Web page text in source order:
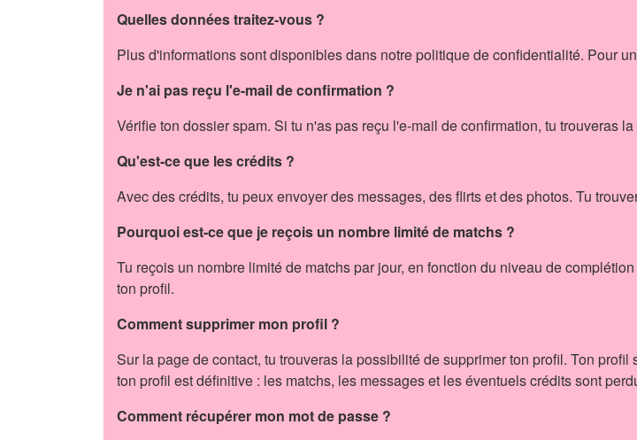
Quelles données traitez-vous ?
Plus d'informations sont disponibles dans notre politique de confidentialité. Pour
Je n'ai pas reçu l'e-mail de confirmation ?
Vérifie ton dossier spam. Si tu n'as pas reçu l'e-mail de confirmation, tu trouveras
Qu'est-ce que les crédits ?
Avec des crédits, tu peux envoyer des messages, des flirts et des photos. Tu
Pourquoi est-ce que je reçois un nombre limité de matchs ?
Tu reçois un nombre limité de matchs par jour, en fonction du niveau de
ton profil.
Comment supprimer mon profil ?
Sur la page de contact, tu trouveras la possibilité de supprimer ton profil. Ton
ton profil est définitive : les matchs, les messages et les éventuels crédits sont
Comment récupérer mon mot de passe ?